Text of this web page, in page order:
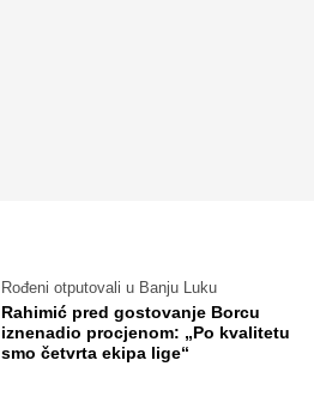
Rođeni otputovali u Banju Luku
Rahimić pred gostovanje Borcu
iznenadio procjenom: „Po kvalitetu
smo četvrta ekipa lige“